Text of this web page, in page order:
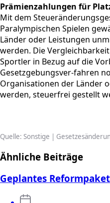
Prämienzahlungen für
Mit dem
Paralympischen Spielen
Länder oder Leistungen
werden. Die
Sportler in Bezug auf die
Gesetzgebungsver-fahren
Organisationen der Länder
werden, steuerfrei gestellt
Quelle: Sonstige |
Ähnliche Beiträge
Geplantes